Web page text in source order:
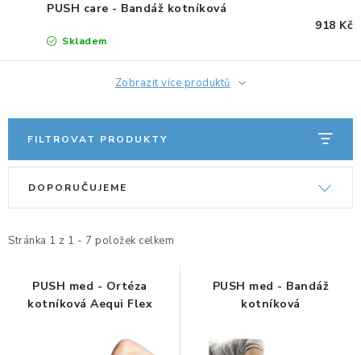
ERGONOMICKÉ PRODUKTY
PODLOŽKY POD MYŠ A ZÁPĚSTÍ
ERGONOMICKÉ KLÁVESNICE
DRŽÁKY LCD MONITORŮ A TV
DRŽÁKY A ZÁVĚSY PC
STOJANY POD NOTEBOOK
PUSH care - Bandáž kotníková
Skladem
918 Kč
Zobrazit více produktů
FILTROVAT PRODUKTY
i
Stránka 1 z 1 - 7 položek celkem
e
DOPORUČUJEME
PUSH med - Ortéza
kotníková Aequi Flex
PUSH med - Bandáž
kotníková